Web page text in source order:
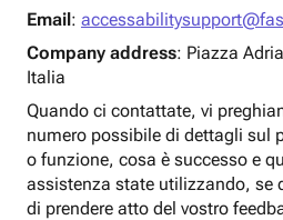
Email:
Company address: Piazza
Italia
Quando ci contattate, vi
numero possibile di dettagli sul
o funzione, cosa è successo e
assistenza state utilizzando, se
di prendere atto del vostro